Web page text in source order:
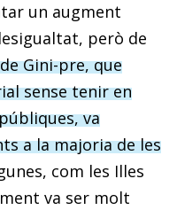
un augment
però de
Gini-pre, que
sense tenir en
va
a la majoria de les
com les Illes
va ser molt